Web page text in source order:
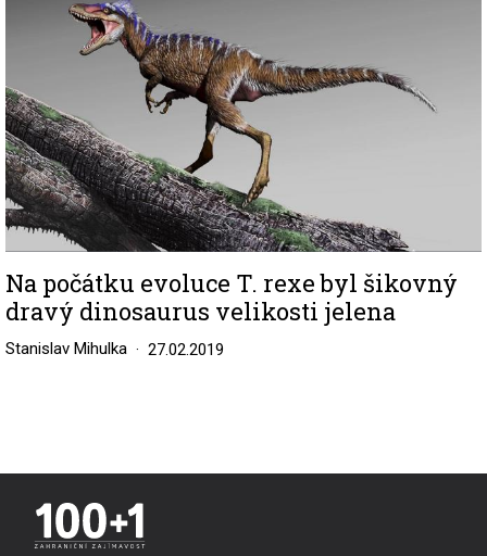
Na počátku evoluce T. rexe byl šikovný
dravý dinosaurus velikosti jelena
Stanislav Mihulka 27.02.2019